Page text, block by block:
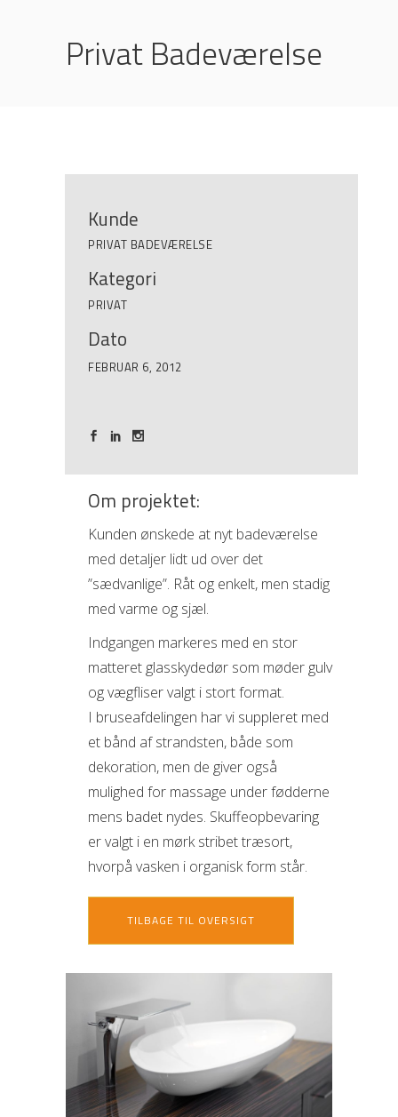
Privat Badeværelse
Kunde
PRIVAT BADEVÆRELSE
Kategori
PRIVAT
Dato
FEBRUAR 6, 2012
Om projektet:
Kunden ønskede at nyt badeværelse
med detaljer lidt ud over det
”sædvanlige”. Råt og enkelt, men stadig
med varme og sjæl.
Indgangen markeres med en stor
matteret glasskydedør som møder gulv
og vægfliser valgt i stort format.
I bruseafdelingen har vi suppleret med
et bånd af strandsten, både som
dekoration, men de giver også
mulighed for massage under fødderne
mens badet nydes. Skuffeopbevaring
er valgt i en mørk stribet træsort,
hvorpå vasken i organisk form står.
TILBAGE TIL OVERSIGT